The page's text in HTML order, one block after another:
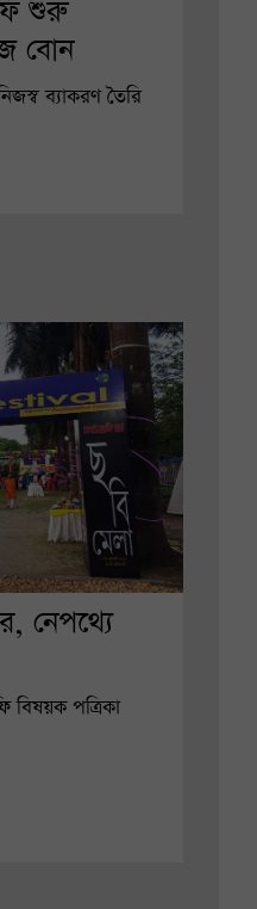
শুরু
বোন
ব্যাকরণ তৈরি
নেপথ্যে
বিষয়ক পত্রিকা